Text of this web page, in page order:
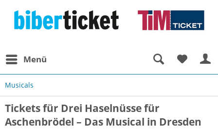
Menü
Musicals
Tickets für Drei Haselnüsse für
Aschenbrödel – Das Musical in Dresden